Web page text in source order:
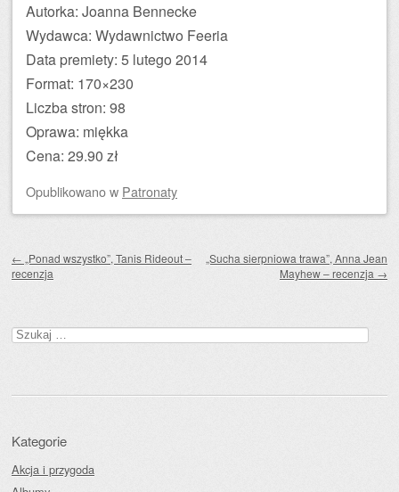
Autorka: Joanna Bennecke
Wydawca: Wydawnictwo Feeria
Data premiety: 5 lutego 2014
Format: 170×230
Liczba stron: 98
Oprawa: miękka
Cena: 29.90 zł
Opublikowanow Patronaty
← „Ponad wszystko”, Tanis Rideout –
recenzja
„Sucha sierpniowa trawa”, Anna Jean
Mayhew – recenzja →
Szukaj:
Kategorie
Akcja i przygoda